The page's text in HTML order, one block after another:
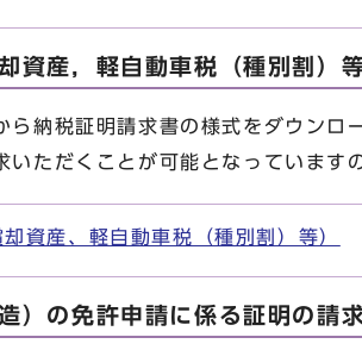
資産，軽自動車税（種別割）
納税証明請求書の様式をダウンロ
いただくことが可能となっています
資産、軽自動車税（種別割）等）
）の免許申請に係る証明の請